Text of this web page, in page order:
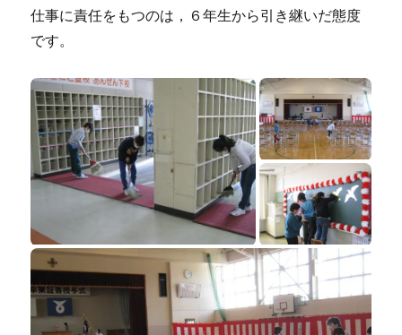
仕事に責任をもつのは，６年生から引き継いだ態度
です。